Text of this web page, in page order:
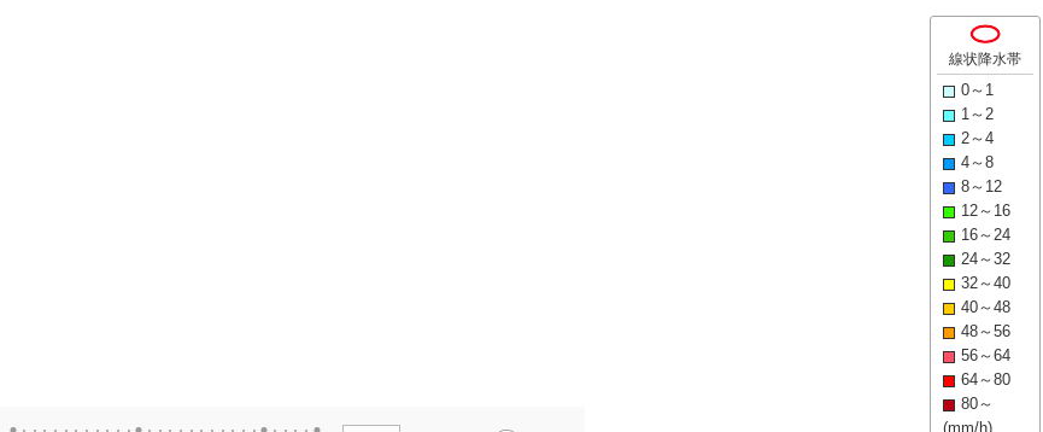
線状降水帯
0～1
1～2
2～4
4～8
8～12
12～16
16～24
24～32
32～40
40～48
48～56
56～64
64～80
80～
(mm/h)